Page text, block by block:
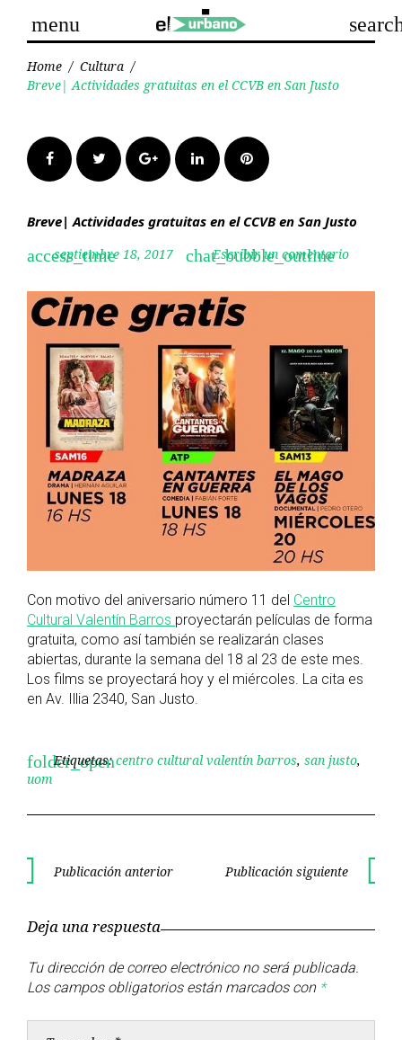
content
menu
Home / Cultura /
Breve| Actividades gratuitas en el CCVB en San Justo
FacebookTwitter Google+LinkedInPinterest
Breve| Actividades gratuitas en el CCVB en San Justo
access_time
septiembre 18, 2017 chat_bubble_outline
Escribir un comentario
Con motivo del aniversario número 11 del Centro
Cultural Valentín Barros proyectarán películas de forma
gratuita, como así también se realizarán clases
abiertas, durante la semana del 18 al 23 de este mes.
Los films se proyectará hoy y el miércoles. La cita es
en Av. Illia 2340, San Justo.
folder_open
Etiquetas:centro cultural valentín barros, san justo,
uom
Navegación
entradas
Publicación anterior Publicación siguiente
Deja una respuesta
Tu dirección de correo electrónico no será publicada.
Los campos obligatorios están marcados con *